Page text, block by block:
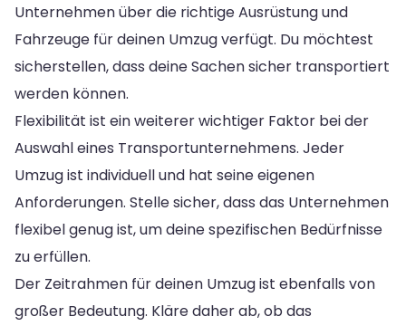
Unternehmen über die richtige Ausrüstung und
Fahrzeuge für deinen Umzug verfügt. Du möchtest
sicherstellen, dass deine Sachen sicher transportiert
werden können.
Flexibilität ist ein weiterer wichtiger Faktor bei der
Auswahl eines Transportunternehmens. Jeder
Umzug ist individuell und hat seine eigenen
Anforderungen. Stelle sicher, dass das Unternehmen
flexibel genug ist, um deine spezifischen Bedürfnisse
zu erfüllen.
Der Zeitrahmen für deinen Umzug ist ebenfalls von
großer Bedeutung. Kläre daher ab, ob das